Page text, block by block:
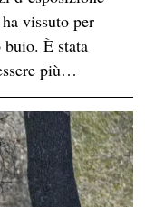
vissuto per
buio. È stata
più…